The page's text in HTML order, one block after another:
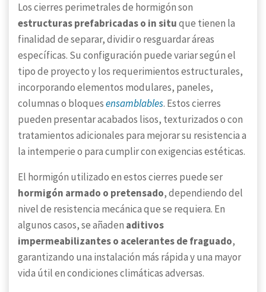
Los cierres perimetrales de hormigón son
estructuras prefabricadas o in situque tienen la
finalidad de separar, dividir o resguardar áreas
específicas. Su configuración puede variar según el
tipo de proyecto y los requerimientos estructurales,
incorporando elementos modulares, paneles,
columnas o bloquesensamblables. Estos cierres
pueden presentar acabados lisos, texturizados o con
tratamientos adicionales para mejorar su resistencia a
la intemperie o para cumplir con exigencias estéticas.
El hormigón utilizado en estos cierres puede ser
hormigón armado o pretensado, dependiendo del
nivel de resistencia mecánica que se requiera. En
algunos casos, se añaden aditivos
impermeabilizantes o acelerantes de fraguado,
garantizando una instalación más rápida y una mayor
vida útil en condiciones climáticas adversas.